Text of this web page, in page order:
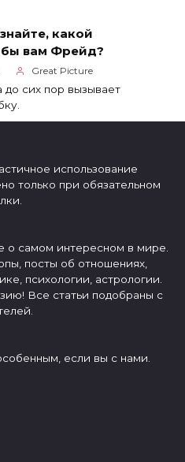
какой
бы вам Фрейд?
Great Picture
сих пор вызывает
использование
только при обязательном
о самом интересном в мире.
посты об отношениях,
психологии, астрологии.
Все статьи подобраны с
если вы с нами.